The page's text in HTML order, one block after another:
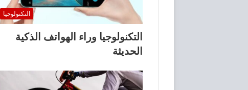
التكنولوجيا
التكنولوجيا وراء الهواتف الذكية
الحديثة